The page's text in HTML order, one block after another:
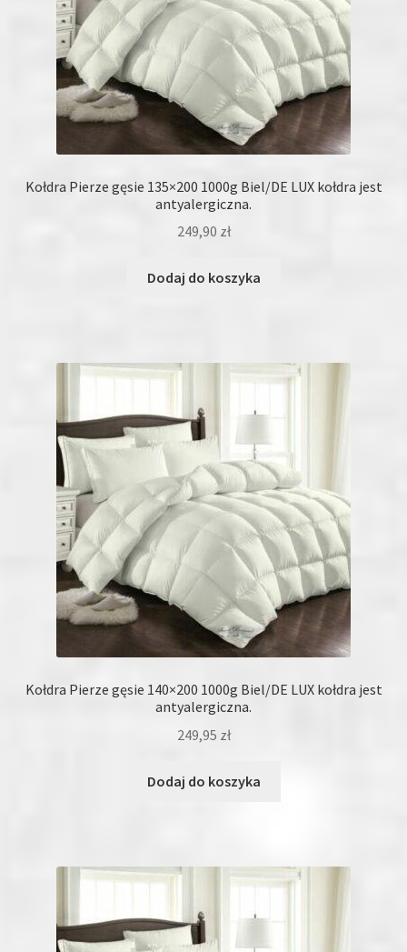
Kołdra Pierze gęsie 135×200 1000g Biel/DE LUX kołdra jest
antyalergiczna.
249,90 zł
Dodaj do koszyka
Kołdra Pierze gęsie 140×200 1000g Biel/DE LUX kołdra jest
antyalergiczna.
249,95 zł
Dodaj do koszyka